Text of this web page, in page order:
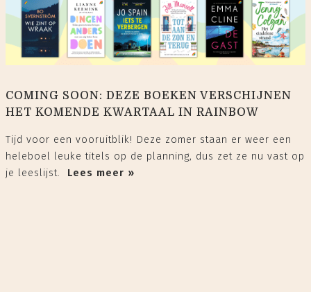
COMING SOON: DEZE BOEKEN VERSCHIJNEN
HET KOMENDE KWARTAAL IN RAINBOW
Tijd voor een vooruitblik! Deze zomer staan er weer een
heleboel leuke titels op de planning, dus zet ze nu vast op
je leeslijst. Lees meer »